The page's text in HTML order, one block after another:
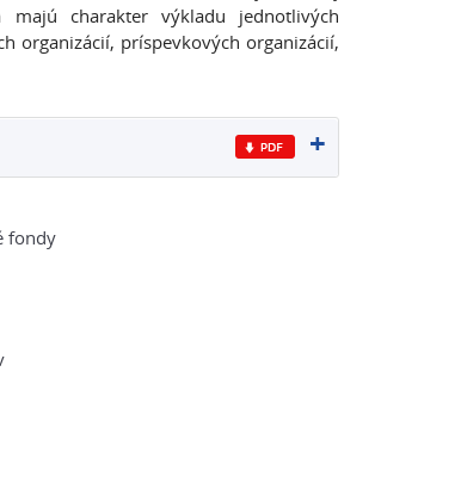
majú charakter výkladu jednotlivých
organizácií, príspevkových organizácií,
fondy